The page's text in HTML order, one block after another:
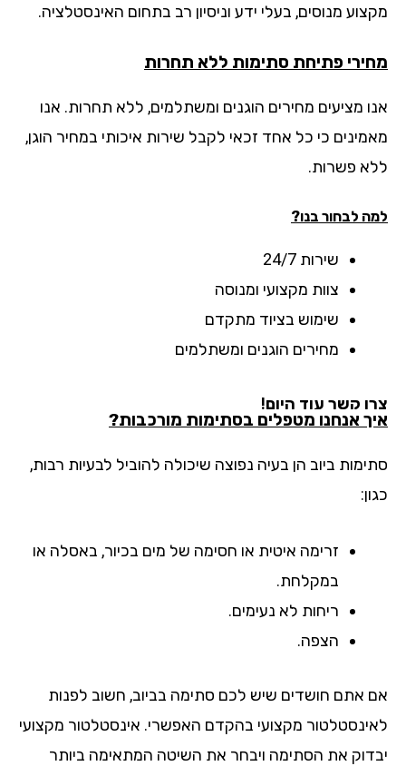
מנוסים, בעלי ידע וניסיון רב בתחום האינסטלציה.
פתיחת סתימות ללא תחרות
מציעים מחירים הוגנים ומשתלמים, ללא תחרות. אנו
כי כל אחד זכאי לקבל שירות איכותי במחיר הוגן,
פשרות.
לבחור בנו?
שירות 24/7
צוות מקצועי ומנוסה
שימוש בציוד מתקדם
מחירים הוגנים ומשתלמים
קשר עוד היום!
אנחנו מטפלים בסתימות מורכבות?
ביוב הן בעיה נפוצה שיכולה להוביל לבעיות רבות,
זרימה איטית או חסימה של מים בכיור, באסלה או
במקלחת.
ריחות לא נעימים.
הצפה.
אתם חושדים שיש לכם סתימה בביוב, חשוב לפנות
מקצועי בהקדם האפשרי. אינסטלטור מקצועי
את הסתימה ויבחר את השיטה המתאימה ביותר